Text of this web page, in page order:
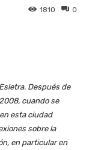
0
1810
Después de
cuando se
esta ciudad
sobre la
en particular en